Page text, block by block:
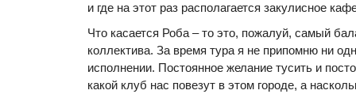
и где на этот раз располагается закулисное
Что касается Роба – то это, пожалуй, самый
коллектива. За время тура я не припомню ни
исполнении. Постоянное желание тусить и
какой клуб нас повезут в этом городе, а